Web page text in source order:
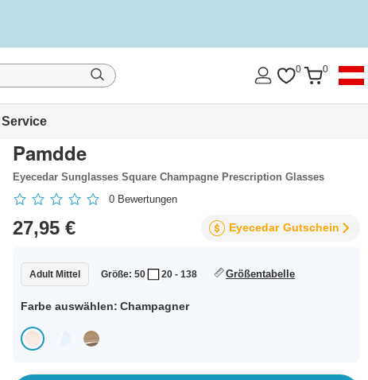
0 0
Service
Pamdde
Eyecedar Sunglasses Square Champagne Prescription Glasses
0 Bewertungen
27,95 € Eyecedar Gutschein
Adult Mittel Größe: 50 20 - 138 Größentabelle
Farbe auswählen: Champagner